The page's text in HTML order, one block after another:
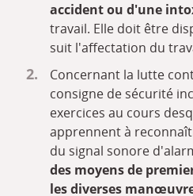
accident ou d'une
travail. Elle doit être
suit l'affectation du
Concernant la lutte
consigne de sécurité
exercices au cours
apprennent à
du signal sonore
des moyens de
les diverses